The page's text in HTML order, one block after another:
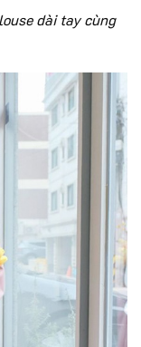
dài tay cùng